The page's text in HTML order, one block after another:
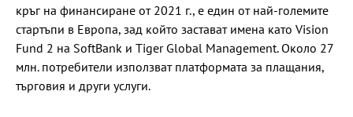
кръг на финансиране от 2021 г., е един от най-големите
стартъпи в Европа, зад който застават имена като Vision
Fund 2 на SoftBank и Tiger Global Management. Около 27
млн. потребители използват платформата за плащания,
търговия и други услуги.